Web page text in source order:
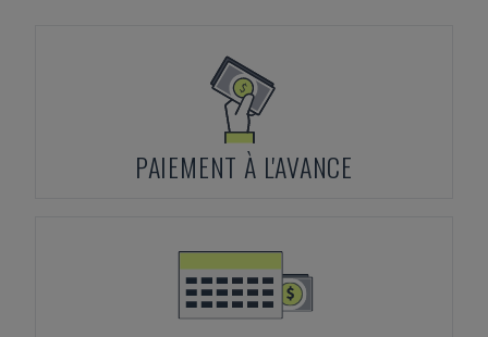
PAIEMENT À L'AVANCE